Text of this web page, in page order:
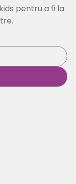
pentru a fi la